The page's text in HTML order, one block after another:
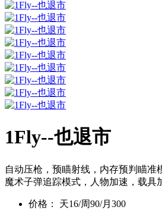
1Fly--也退市
自动压枪，预瞄射线，内存预判瞄
魔术子弹追踪模式，人物加速，载具
价格：
天16/周90/月300